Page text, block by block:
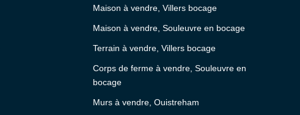
Maison à vendre, Villers bocage
Maison à vendre, Souleuvre en bocage
Terrain à vendre, Villers bocage
Corps de ferme à vendre, Souleuvre en
bocage
Murs à vendre, Ouistreham